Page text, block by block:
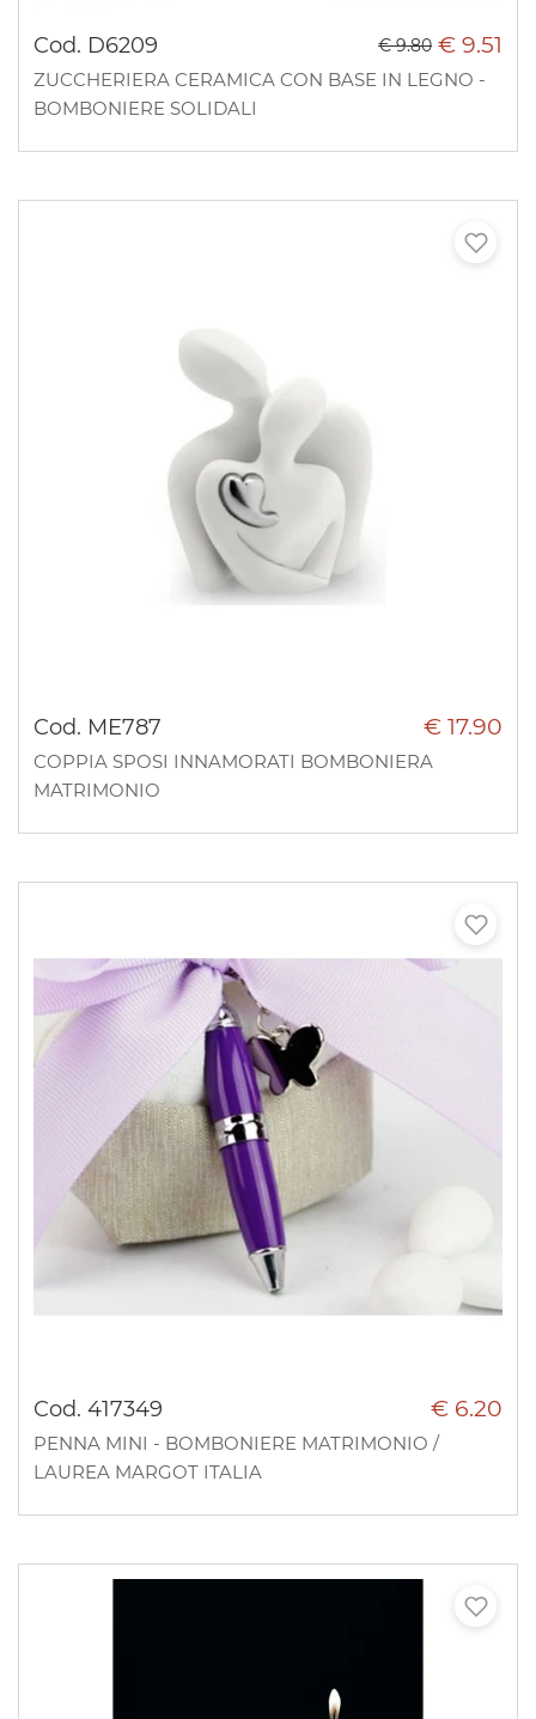
Cod. D6209 € 9.51
€ 9.80
ZUCCHERIERA CERAMICA CON BASE IN LEGNO -
BOMBONIERE SOLIDALI
Cod. ME787 € 17.90
COPPIA SPOSI INNAMORATI BOMBONIERA
MATRIMONIO
Cod. 417349 € 6.20
PENNA MINI - BOMBONIERE MATRIMONIO /
LAUREA MARGOT ITALIA